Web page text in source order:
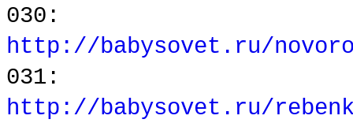
030:
http://babysovet.ru/
031:
http://babysovet.ru/